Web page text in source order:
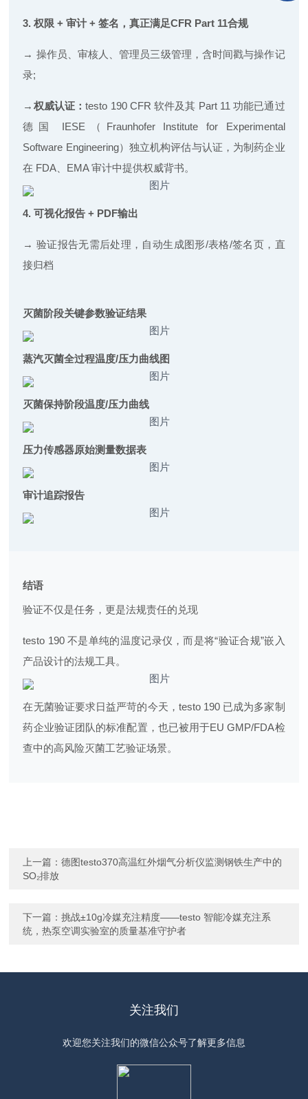
3. 权限 + 审计 + 签名，真正满足CFR Part 11合规
→ 操作员、审核人、管理员三级管理，含时间戳与操作记
录;
→ 权威认证：testo 190 CFR 软件及其 Part 11 功能已通过
德国 IESE（Fraunhofer Institute for Experimental
Software Engineering）独立机构评估与认证，为制药企业
在 FDA、EMA 审计中提供权威背书。
4. 可视化报告 + PDF输出
→ 验证报告无需后处理，自动生成图形/表格/签名页，直
接归档
灭菌阶段关键参数验证结果
蒸汽灭菌全过程温度/压力曲线图
灭菌保持阶段温度/压力曲线
压力传感器原始测量数据表
审计追踪报告
结语
验证不仅是任务，更是法规责任的兑现
testo 190 不是单纯的温度记录仪，而是将“验证合规”嵌入
产品设计的法规工具。
在无菌验证要求日益严苛的今天，testo 190 已成为多家制
药企业验证团队的标准配置，也已被用于EU GMP/FDA检
查中的高风险灭菌工艺验证场景。
上一篇：德图testo370高温红外烟气分析仪监测钢铁生产中的
SO₂排放
下一篇：挑战±10g冷媒充注精度——testo 智能冷媒充注系
统，热泵空调实验室的质量基准守护者
关注我们
欢迎您关注我们的微信公众号了解更多信息